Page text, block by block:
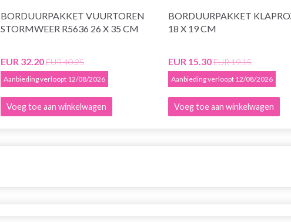
BORDUURPAKKET VUURTOREN
STORMWEER R5636 26 X 35 CM
EUR 32.20EUR 40.25
Aanbieding verloopt 12/08/2026
Voeg toe aan winkelwagen
BORDUURPAKKET
18 X 19 CM
EUR 15.30EUR 19.15
Aanbieding verloopt 12/08/2026
Voeg toe aan winkelwagen